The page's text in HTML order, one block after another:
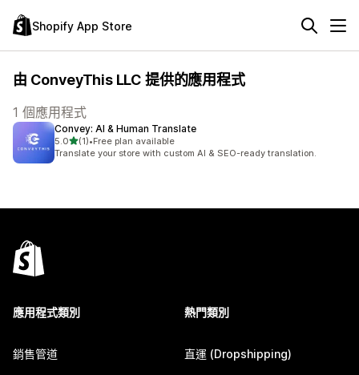
Shopify App Store
由 ConveyThis LLC 提供的應用程式
1 個應用程式
Convey: AI & Human Translate
5.0滿分 5 顆星
(1)
共有 1 則評價
•Free plan available
Translate your store with custom AI & SEO-ready translation.
應用程式類別
銷售管道
熱門類別
直運 (Dropshipping)